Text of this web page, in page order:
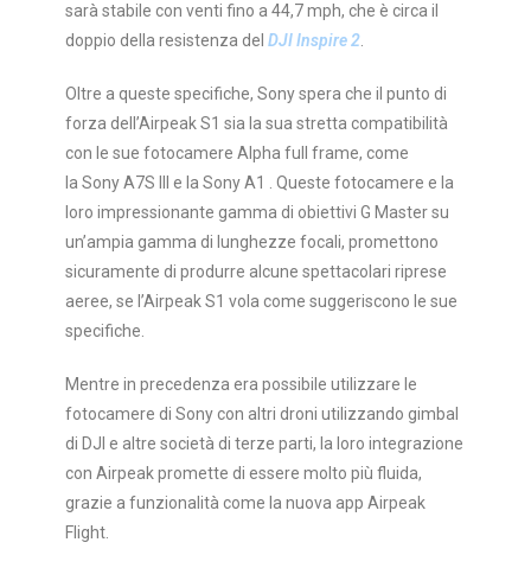
sarà stabile con venti fino a 44,7 mph, che è circa il
doppio della resistenza del DJI Inspire 2
Oltre a queste specifiche, Sony spera che il punto di
forza dell’Airpeak S1 sia la sua stretta compatibilità
con le sue fotocamere Alpha full frame, come
la Sony A7S III e la Sony A1 . Queste fotocamere e la
loro impressionante gamma di obiettivi G Master su
un’ampia gamma di lunghezze focali, promettono
sicuramente di produrre alcune spettacolari riprese
aeree, se l’Airpeak S1 vola come suggeriscono le sue
specifiche.
Mentre in precedenza era possibile utilizzare le
fotocamere di Sony con altri droni utilizzando gimbal
di DJI e altre società di terze parti, la loro integrazione
con Airpeak promette di essere molto più fluida,
grazie a funzionalità come la nuova app Airpeak
Flight.